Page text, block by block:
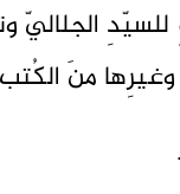
الجلاليّ
منَ